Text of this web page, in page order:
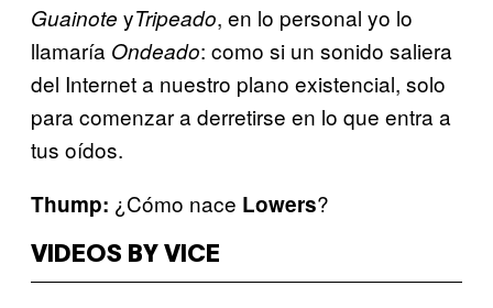
Guainote yTripeado, en lo personal yo lo
llamaría Ondeado: como si un sonido saliera
del Internet a nuestro plano existencial, solo
para comenzar a derretirse en lo que entra a
tus oídos.
Thump: ¿Cómo nace Lowers?
VIDEOS BY VICE